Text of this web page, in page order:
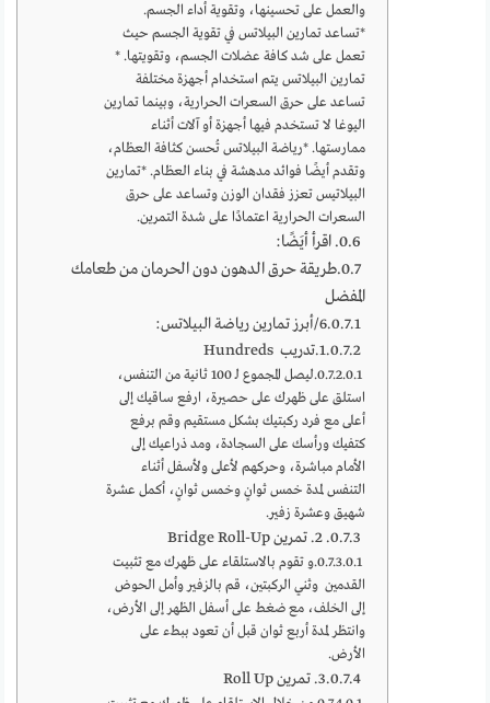
والعمل على تحسينها، وتقوية أداء الجسم.
*تساعد تمارين البيلاتس في تقوية الجسم حيث
تعمل على شد كافة عضلات الجسم، وتقويتها. *
تمارين البيلاتس يتم استخدام أجهزة مختلفة
تساعد على حرق السعرات الحرارية، وبينما تمارين
اليوغا لا تستخدم فيها أجهزة أو آلات أثناء
ممارستها. *رياضة البيلاتس تُحسن كثافة العظام،
وتقدم أيضًا فوائد مدهشة في بناء العظام. *تمارين
البيلاتيس تعزز فقدان الوزن وتساعد على حرق
السعرات الحرارية اعتمادًا على شدة التمرين.
اقرأ أيَضًا:
طريقة حرق الدهون دون الحرمان من طعامك
المفضل
6/أبرز تمارين رياضة البيلاتس:
1.تدريب Hundreds
ليصل المجموع لـ 100 ثانية من التنفس،
استلق على ظهرك على حصيرة، ارفع ساقيك إلى
أعلى مع فرد ركبتيك بشكل مستقيم وقم برفع
كتفيك ورأسك على السجادة، ومد ذراعيك إلى
الأمام مباشرة، وحركهم لأعلى ولأسفل أثناء
التنفس لمدة خمس ثوانٍ وخمس ثوانٍ، أكمل عشرة
شهيق وعشرة زفير.
2. تمرين Bridge Roll-Up
و تقوم بالاستلقاء على ظهرك مع تثبيت
القدمين وثني الركبتين، قم بالزفير وأمل الحوض
إلى الخلف، مع ضغط على أسفل الظهر إلى الأرض،
وانتظر لمدة أربع ثوان قبل أن تعود ببطء على
الأرض.
3. تمرين Roll Up